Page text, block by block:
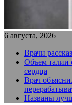
6 августа, 2026
Врачи
Объем талии
сердца
Врач
Названы